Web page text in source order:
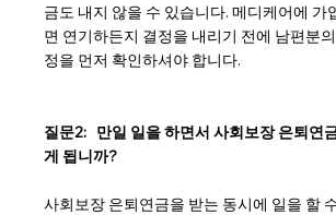
금도 내지 않을 수 있습니다. 메디케어에 가
면 연기하든지 결정을 내리기 전에 남편분
정을 먼저 확인하셔야 합니다.
질문2:   만일 일을 하면서 사회보장 은퇴연
게 됩니까?
사회보장 은퇴연금을 받는 동시에 일을 할